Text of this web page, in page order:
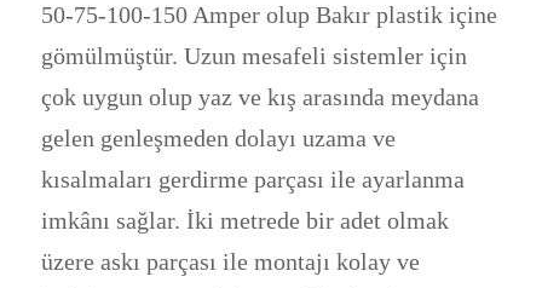
50-75-100-150 Amper olup Bakır plastik içine
gömülmüştür. Uzun mesafeli sistemler için
çok uygun olup yaz ve kış arasında meydana
gelen genleşmeden dolayı uzama ve
kısalmaları gerdirme parçası ile ayarlanma
imkânı sağlar. İki metrede bir adet olmak
üzere askı parçası ile montajı kolay ve